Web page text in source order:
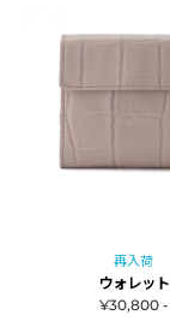
再入荷
ウォレット
¥30,800 -